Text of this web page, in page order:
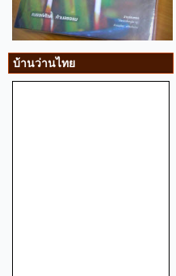
บ้านว่านไทย